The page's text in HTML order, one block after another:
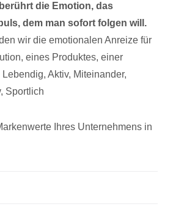
die Emotion, das
dem man sofort folgen will.
wir die emotionalen Anreize für
eines Produktes, einer
Aktiv, Miteinander,
Sportlich
Ihres Unternehmens in